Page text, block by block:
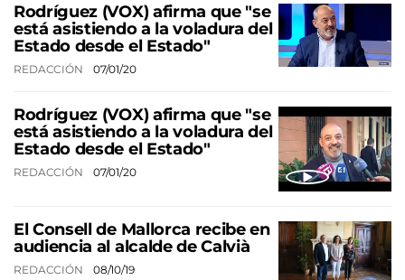
Rodríguez (VOX) afirma que "se
está asistiendo a la voladura del
Estado desde el Estado"
REDACCIÓN 07/01/20
Rodríguez (VOX) afirma que "se
está asistiendo a la voladura del
Estado desde el Estado"
REDACCIÓN 07/01/20
El Consell de Mallorca recibe en
audiencia al alcalde de Calvià
REDACCIÓN 08/10/19